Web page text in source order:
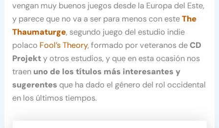
vengan muy buenos juegos desde la Europa del Este,
y parece que no va a ser para menos con esteThe
Thaumaturge, segundo juego del estudio indie
polaco Fool’s Theory, formado por veteranos deCD
Projekty otros estudios, y que en esta ocasión nos
traen uno de los títulos más interesantes y
sugerentes que ha dado el género del rol occidental
en los últimos tiempos.